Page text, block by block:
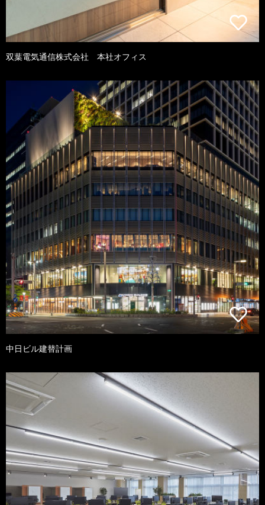
双葉電気通信株式会社 本社オフィス
中日ビル建替計画